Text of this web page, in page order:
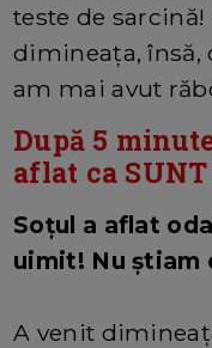
teste de
dimineața, însă,
am mai avut
După 5
aflat ca
Soțul a aflat
uimit! Nu știam
A venit